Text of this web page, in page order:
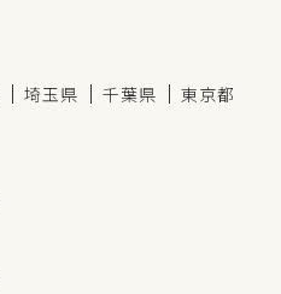
埼玉県 千葉県
東京都